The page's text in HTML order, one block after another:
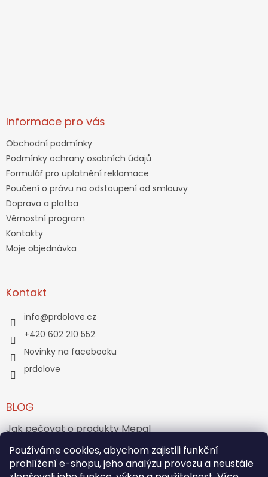
Používáme cookies, abychom zajistili funkční
prohlížení e-shopu, jeho analýzu provozu a neustále
Informace pro vás
Obchodní podmínky
Podmínky ochrany osobních údajů
Formulář pro uplatnění reklamace
Poučení o právu na odstoupení od smlouvy
Doprava a platba
Věrnostní program
Kontakty
Moje objednávka
Kontakt
info@prdolove.cz
+420 602 210 552
Novinky na facebooku
prdolove
BLOG
Jak pečovat o produkty Mepal
Jak vznikl medvídek Teddy Bear?